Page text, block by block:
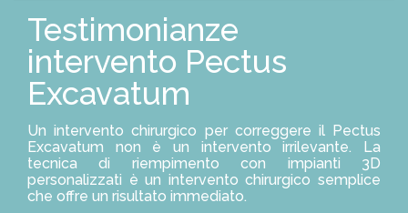
S
O
U
I
O
N
I
P
R
O
Testimonianze
intervento Pectus
Excavatum
Un intervento chirurgico per correggere il Pectus
Excavatum non è un intervento irrilevante. La
tecnica di riempimento con impianti 3D
personalizzati è un intervento chirurgico semplice
che offre un risultato immediato.